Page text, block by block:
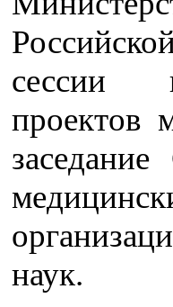
сессии
проектов
наук.